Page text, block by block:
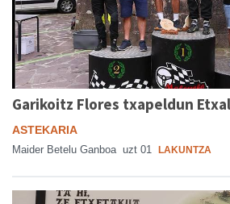
Garikoitz Flores txapeldun
ASTEKARIA
Maider Betelu Ganboa uzt 01 LAKUNTZA